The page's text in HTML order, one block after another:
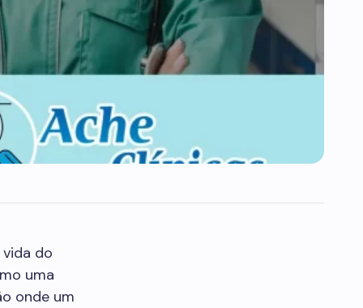
do
uma
onde um